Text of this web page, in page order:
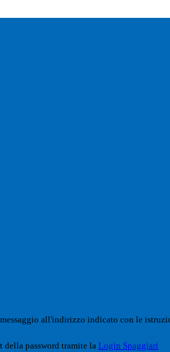
all'indirizzo indicato con le
della password tramite la Login Spaggiari